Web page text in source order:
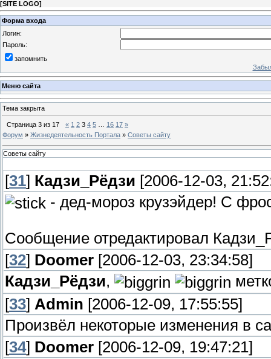
[SITE LOGO]
Форма входа
Логин:
Пароль:
запомнить
Меню сайта
Тема закрыта
Страница 3 из 17 « 1 2 3 4 5 16 17 »
Форум » Жизнедеятельность Портала » Советы сайту
Советы сайту
[31] Кадзи_Рёдзи [2006-12-03,
- дед-мороз крузэйдер! С
Сообщение отредактировал
[32] Doomer [2006-12-03, 23:34:58]
Кадзи_Рёдзи,
[33] Admin [2006-12-09, 17:55:55]
Произвёл некоторые изменения в
[34] Doomer [2006-12-09, 19:47:21]